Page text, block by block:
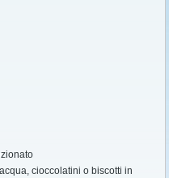
cioccolatini o biscotti in